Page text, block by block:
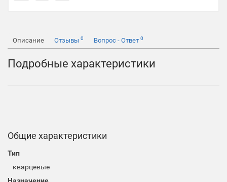
Описание Отзывы 0 Вопрос - Ответ 0
Подробные характеристики
Общие характеристики
Тип
кварцевые